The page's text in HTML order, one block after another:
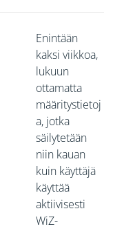
Enintään
kaksi viikkoa,
lukuun
ottamatta
määritystietoj
a, jotka
säilytetään
niin kauan
kuin käyttäjä
käyttää
aktiivisesti
WiZ-